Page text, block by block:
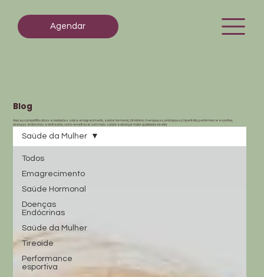
Agendar
Blog
Aqui eu compartilho dicas e novidades sobre emagrecimento, saúde hormonal, climatério, menopausa, andropausa, hipertrofia, performance esportiva,
doenças endócrinas e da tireoide, como envelhecer com mais saúde e alcançar maior qualidade de vida.
Todos
Emagrecimento
Saúde Hormonal
Doenças
Endócrinas
Saúde da Mulher
Tireoide
Performance
esportiva
Saúde da Mulher